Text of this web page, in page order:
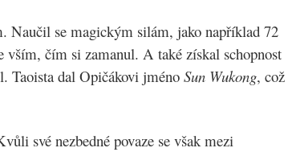
Naučil se magickým silám, jako například 72
vším, čím si zamanul. A také získal schopnost
Taoista dal Opičákovi jméno Sun Wukong, což
své nezbedné povaze se však mezi